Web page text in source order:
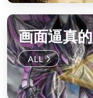
画面逼真